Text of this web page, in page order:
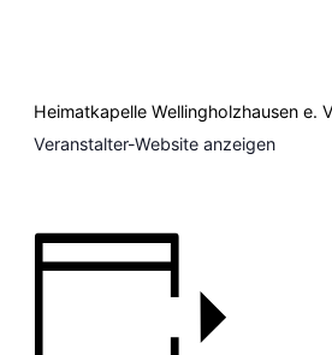
Heimatkapelle Wellingholzhausen e.
Veranstalter-Website anzeigen